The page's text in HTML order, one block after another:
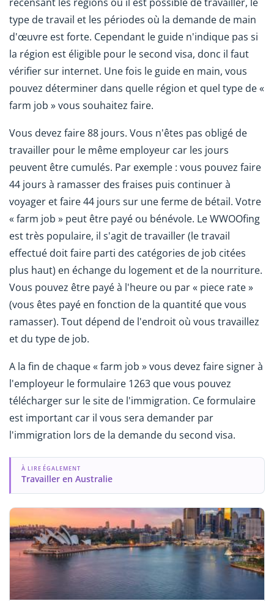
recensant les régions où il est possible de travailler, le
type de travail et les périodes où la demande de main
d'œuvre est forte. Cependant le guide n'indique pas si
la région est éligible pour le second visa, donc il faut
vérifier sur internet. Une fois le guide en main, vous
pouvez déterminer dans quelle région et quel type de «
farm job » vous souhaitez faire.
Vous devez faire 88 jours. Vous n'êtes pas obligé de
travailler pour le même employeur car les jours
peuvent être cumulés. Par exemple : vous pouvez faire
44 jours à ramasser des fraises puis continuer à
voyager et faire 44 jours sur une ferme de bétail. Votre
« farm job » peut être payé ou bénévole. Le WWOOfing
est très populaire, il s'agit de travailler (le travail
effectué doit faire parti des catégories de job citées
plus haut) en échange du logement et de la nourriture.
Vous pouvez être payé à l'heure ou par « piece rate »
(vous êtes payé en fonction de la quantité que vous
ramasser). Tout dépend de l'endroit où vous travaillez
et du type de job.
A la fin de chaque « farm job » vous devez faire signer à
l'employeur le formulaire 1263 que vous pouvez
télécharger sur le site de l'immigration. Ce formulaire
est important car il vous sera demander par
l'immigration lors de la demande du second visa.
À LIRE ÉGALEMENT
Travailler en Australie